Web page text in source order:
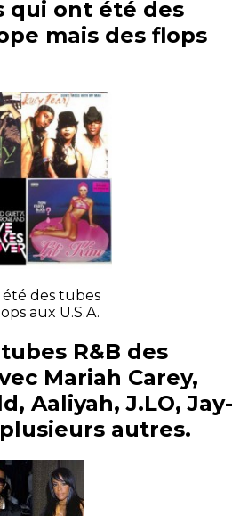
qui ont été des
mais des flops
été des tubes
aux U.S.A.
R&B des
Mariah Carey,
Aaliyah, J.LO, Jay-
autres.